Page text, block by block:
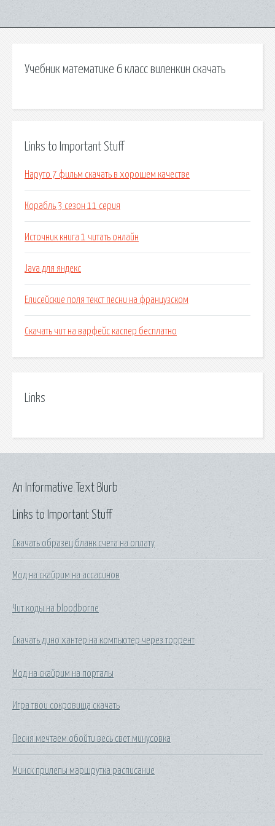
Учебник математике 6 класс виленкин скачать
Links to Important Stuff
Наруто 7 фильм скачать в хорошем качестве
Корабль 3 сезон 11 серия
Источник книга 1 читать онлайн
Java для яндекс
Елисейские поля текст песни на французском
Скачать чит на варфейс каспер бесплатно
Links
Links to Important Stuff
Скачать образец бланк счета на оплату
Мод на скайрим на ассасинов
Чит коды на bloodborne
Скачать дино хантер на компьютер через торрент
Мод на скайрим на порталы
Игра твои сокровища скачать
Песня мечтаем обойти весь свет минусовка
Минск прилепы маршрутка расписание
An Informative Text Blurb